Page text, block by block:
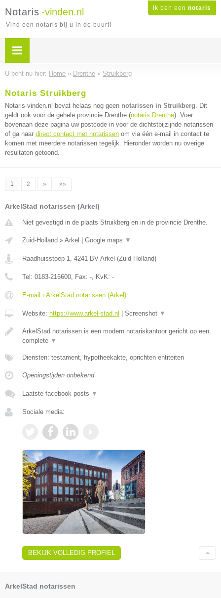
Ik ben een notaris
Notaris -vinden.nl
Vind een notaris bij u in de buurt!
U bent nu hier: Home » Drenthe » Struikberg
Notaris Struikberg
Notaris-vinden.nl bevat helaas nog geen notarissen in Struikberg. Dit
geldt ook voor de gehele provincie Drenthe (notaris Drenthe). Voer
bovenaan deze pagina uw postcode in voor de dichtstbijzijnde notarissen
of ga naar direct contact met notarissen om via één e-mail in contact te
komen met meerdere notarissen tegelijk. Hieronder worden nu overige
resultaten getoond.
1 2 » »»
ArkelStad notarissen (Arkel)
Niet gevestigd in de plaats Struikberg en in de provincie Drenthe.
Zuid-Holland » Arkel Google maps ▼
Raadhuisstoep 1, 4241 BV Arkel (Zuid-Holland)
Tel: 0183-216600, Fax: -, KvK: -
E-mail › ArkelStad notarissen (Arkel)
Website: https://www.arkel-stad.nl Screenshot ▼
ArkelStad notarissen is een modern notariskantoor gericht op een
complete ▼
Diensten: testament, hypotheekakte, oprichten entiteiten
Openingstijden onbekend
Laatste facebook posts ▼
Sociale media:
BEKIJK VOLLEDIG PROFIEL
ArkelStad notarissen